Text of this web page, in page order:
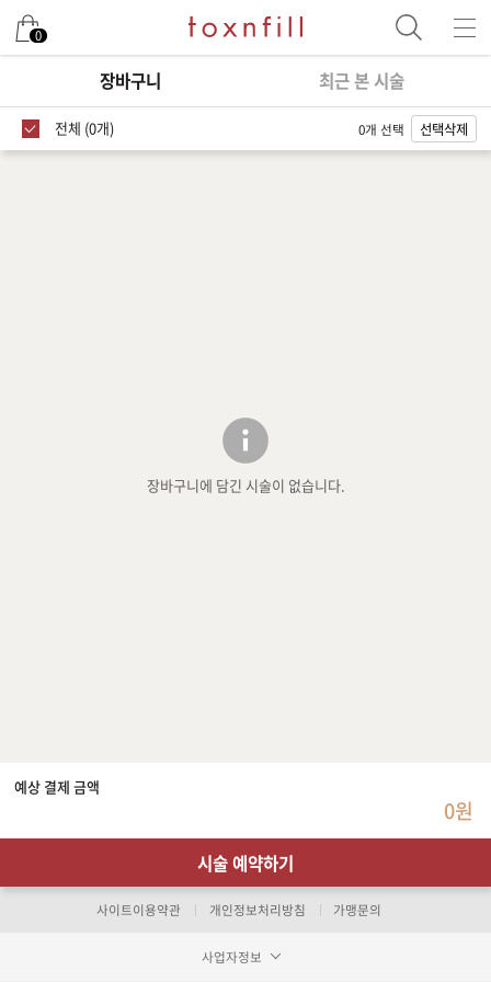
0
장바구니 최근 본 시술
전체 (0개) 0개 선택 선택삭제
장바구니에 담긴 시술이 없습니다.
예상 결제 금액
0원
시술 예약하기
사이트이용약관 개인정보처리방침 가맹문의
사업자정보